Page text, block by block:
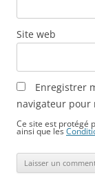
Site web
Enregistrer
navigateur pour
Ce site est protégé
ainsi que les